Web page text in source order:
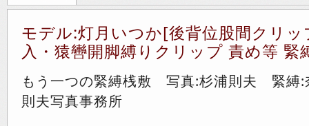
モデル:灯月いつか[後背位股間クリ
入・猿轡開脚縛りクリップ 責め等 緊
もう一つの緊縛桟敷 写真:杉浦則夫 緊縛
則夫写真事務所